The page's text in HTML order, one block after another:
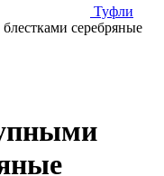
Туфли
серебряные